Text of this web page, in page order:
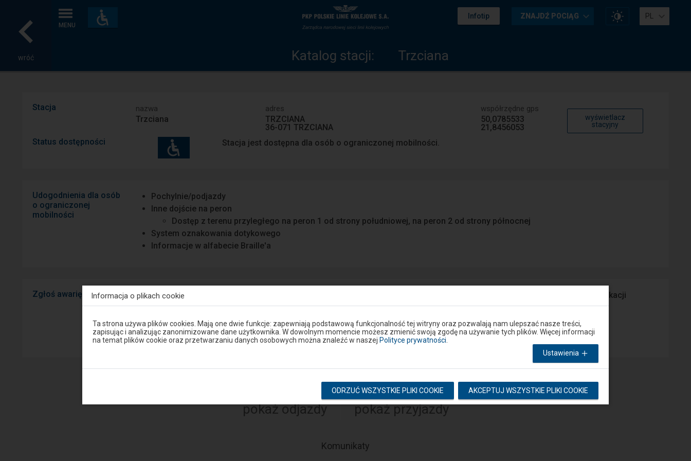
wróć
MENU
Dostępność
i
Infotip ZNAJDŹ POCIĄG
Zmień
kontrast
PL
Katalog
Strona
Katalog stacji: Trzciana
Stacja nazwa
Trzciana
adres
TRZCIANA
36-071 TRZCIANA
współrzędne gps
50,0785533
21,8456053
wyświetlacz
stacyjny
Status dostępności Stacja jest dostępna dla osób o ograniczonej mobilności.
Udogodnienia dla osób
o ograniczonej
mobilności
Pochylnie/podjazdy
Inne dojście na peron
Dostęp z terenu przyległego na peron 1 od strony południowej, na peron 2 od strony północnej
System oznakowania dotykowego
Informacje w alfabecie Braille′a
Zgłoś awarię
Widzisz usterkę na peronie lub drodze dojścia do peronu? Zgłoś problem w portalu Sprawny Peron lub za pośrednictwem aplikacji
mobilnej na Android/iOS.
Sprawny Peron
Google Play App Store
Rozkład na stacji
pokaż odjazdy pokaż przyjazdy
Komunikaty
Informacja o plikach cookie
Uwaga,
znajdujesz
się
W
Ta strona używa plików cookies. Mają one dwie funkcje: zapewniają podstawową funkcjonalność tej witryny oraz pozwalają nam ulepszać nasze treści,
zapisując i analizując zanonimizowane dane użytkownika. W dowolnym momencie możesz zmienić swoją zgodę na używanie tych plików. Więcej informacji
na temat plików cookie oraz przetwarzaniu danych osobowych można znaleźć w naszej Polityce prywatności
Ustawienia
ODRZUĆ WSZYSTKIE PLIKI COOKIE AKCEPTUJ WSZYSTKIE PLIKI COOKIE